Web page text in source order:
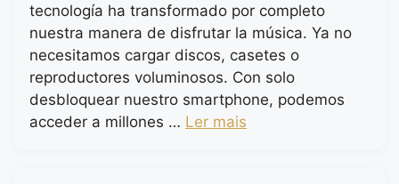
tecnología ha transformado por completo
nuestra manera de disfrutar la música. Ya no
necesitamos cargar discos, casetes o
reproductores voluminosos. Con solo
desbloquear nuestro smartphone, podemos
acceder a millones … Ler mais